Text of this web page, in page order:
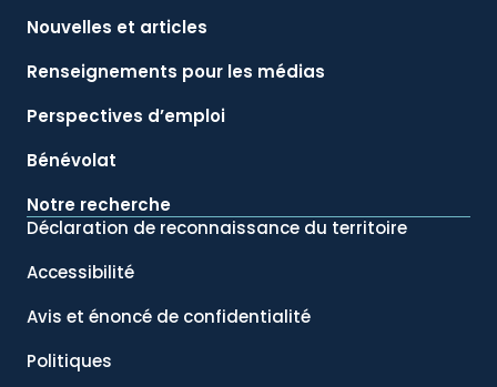
Nouvelles et articles
Renseignements pour les médias
Perspectives d’emploi
Bénévolat
Notre recherche
Déclaration de reconnaissance du territoire
Accessibilité
Avis et énoncé de confidentialité
Politiques